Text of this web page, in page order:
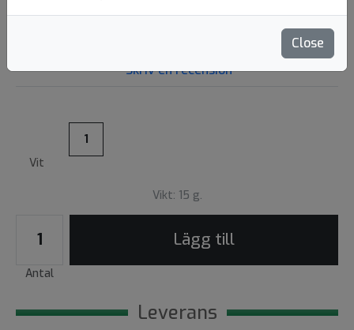
Close
Skriv en recension
Vit
1
Vikt: 15 g.
Antal
Lägg till
Leverans